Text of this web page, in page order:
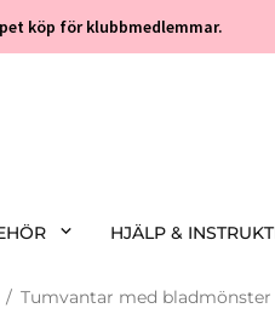
köp för klubbmedlemmar.
HJÄLP &
/ Tumvantar med bladmönster